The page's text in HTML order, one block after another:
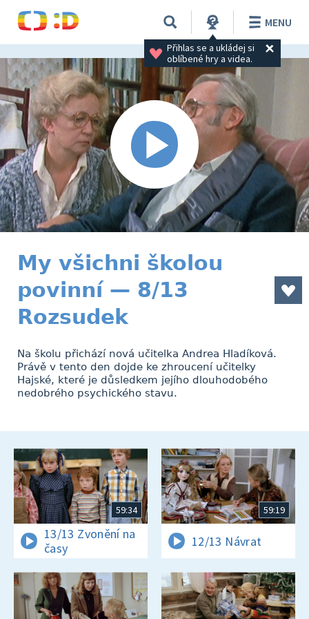
Přihlas se a ukládej si
oblíbené hry a videa.
MENU
My všichni školou
povinní — 8/13
Rozsudek
Na školu přichází nová učitelka Andrea Hladíková.
Právě v tento den dojde ke zhroucení učitelky
Hajské, které je důsledkem jejího dlouhodobého
nedobrého psychického stavu.
59:34
13/13 Zvonění na
časy
59:19
12/13 Návrat